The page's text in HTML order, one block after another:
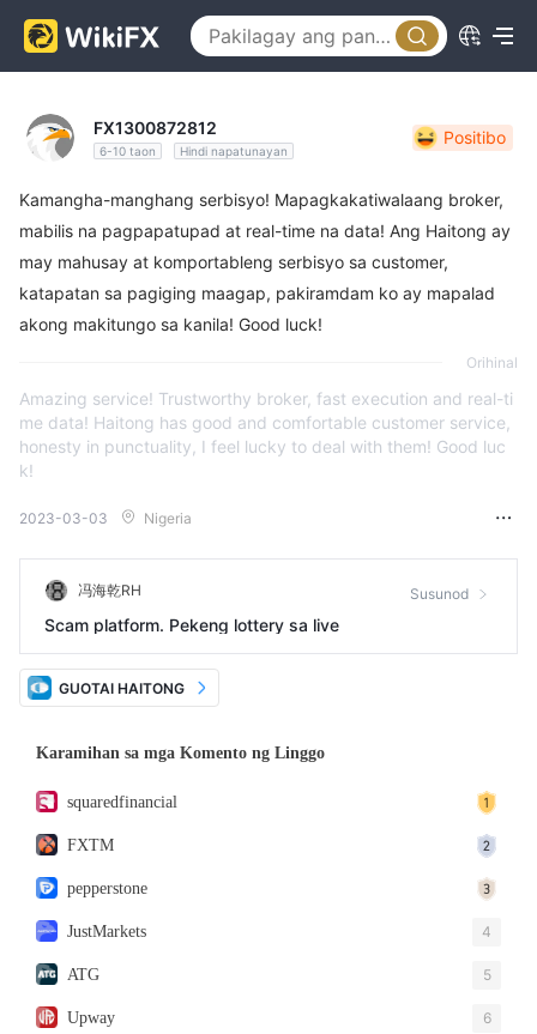
FX1300872812
6-10 taon Hindi napatunayan
Positibo
Kamangha-manghang serbisyo! Mapagkakatiwalaang broker,
mabilis na pagpapatupad at real-time na data! Ang Haitong ay
may mahusay at komportableng serbisyo sa customer,
katapatan sa pagiging maagap, pakiramdam ko ay mapalad
akong makitungo sa kanila! Good luck!
Orihinal
Amazing service! Trustworthy broker, fast execution and real-ti
me data! Haitong has good and comfortable customer service,
honesty in punctuality, I feel lucky to deal with them! Good luc
k!
2023-03-03 Nigeria
冯海乾RH
Scam platform. Pekeng lottery sa live
Susunod
GUOTAI HAITONG
Karamihan sa mga Komento ng Linggo
squaredfinancial
FXTM
pepperstone
JustMarkets 4
ATG 5
Upway 6